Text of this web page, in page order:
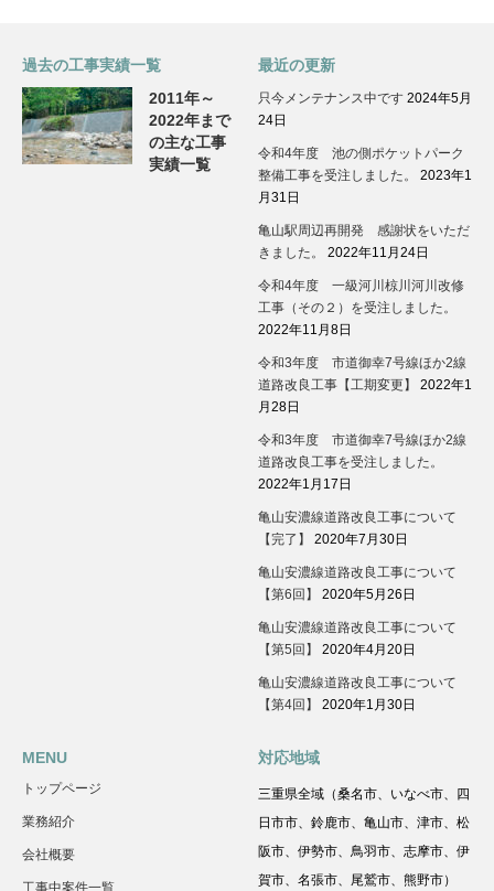
過去の工事実績一覧
2011年～
2022年まで
の主な工事
実績一覧
最近の更新
只今メンテナンス中です 2024年5月
24日
令和4年度 池の側ポケットパーク
整備工事を受注しました。
2023年1
月31日
亀山駅周辺再開発 感謝状をいただ
きました。
2022年11月24日
令和4年度 一級河川椋川河川改修
工事（その２）を受注しました。
2022年11月8日
令和3年度 市道御幸7号線ほか2線
道路改良工事【工期変更】
2022年1
月28日
令和3年度 市道御幸7号線ほか2線
道路改良工事を受注しました。
2022年1月17日
亀山安濃線道路改良工事について
【完了】
2020年7月30日
亀山安濃線道路改良工事について
【第6回】
2020年5月26日
亀山安濃線道路改良工事について
【第5回】
2020年4月20日
亀山安濃線道路改良工事について
【第4回】
2020年1月30日
MENU
トップページ
業務紹介
会社概要
工事中案件一覧
対応地域
三重県全域（桑名市、いなべ市、四
日市市、鈴鹿市、亀山市、津市、松
阪市、伊勢市、鳥羽市、志摩市、伊
賀市、名張市、尾鷲市、熊野市）